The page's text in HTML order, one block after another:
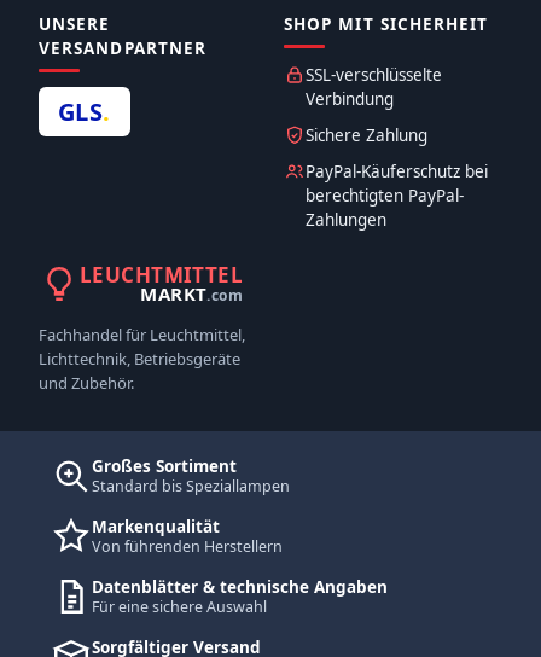
UNSERE
VERSANDPARTNER
GLS.
SHOP MIT SICHERHEIT
SSL-verschlüsselte
Verbindung
Sichere Zahlung
PayPal-Käuferschutz bei
berechtigten PayPal-
Zahlungen
LEUCHTMITTEL
MARKT.com
Fachhandel für Leuchtmittel,
Lichttechnik, Betriebsgeräte
und Zubehör.
Großes Sortiment
Standard bis Speziallampen
Markenqualität
Von führenden Herstellern
Datenblätter & technische Angaben
Für eine sichere Auswahl
Sorgfältiger Versand